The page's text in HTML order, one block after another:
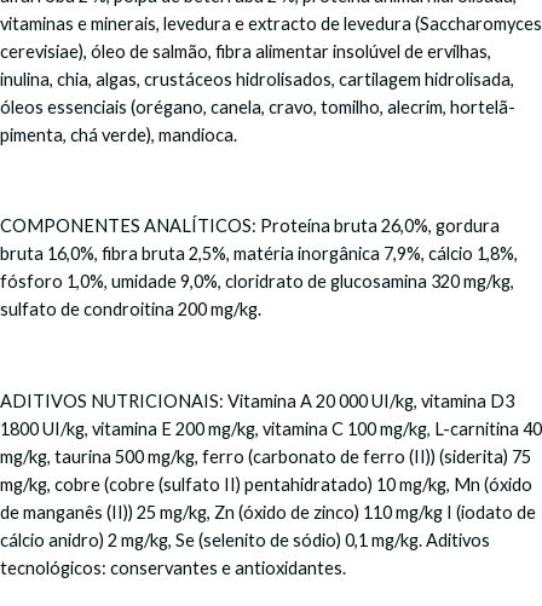
vitaminas e minerais, levedura e extracto de levedura (Saccharomyces
cerevisiae), óleo de salmão, fibra alimentar insolúvel de ervilhas,
inulina, chia, algas, crustáceos hidrolisados, cartilagem hidrolisada,
óleos essenciais (orégano, canela, cravo, tomilho, alecrim, hortelã-
pimenta, chá verde), mandioca.
COMPONENTES ANALÍTICOS: Proteína bruta 26,0%, gordura
bruta 16,0%, fibra bruta 2,5%, matéria inorgânica 7,9%, cálcio 1,8%,
fósforo 1,0%, umidade 9,0%, cloridrato de glucosamina 320 mg/kg,
sulfato de condroitina 200 mg/kg.
ADITIVOS NUTRICIONAIS: Vitamina A 20 000 UI/kg, vitamina D3
1800 UI/kg, vitamina E 200 mg/kg, vitamina C 100 mg/kg, L-carnitina 40
mg/kg, taurina 500 mg/kg, ferro (carbonato de ferro (II)) (siderita) 75
mg/kg, cobre (cobre (sulfato II) pentahidratado) 10 mg/kg, Mn (óxido
de manganês (II)) 25 mg/kg, Zn (óxido de zinco) 110 mg/kg I (iodato de
cálcio anidro) 2 mg/kg, Se (selenito de sódio) 0,1 mg/kg. Aditivos
tecnológicos: conservantes e antioxidantes.